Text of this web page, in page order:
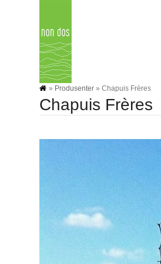
» Produsenter »Chapuis Frères
Chapuis Frères